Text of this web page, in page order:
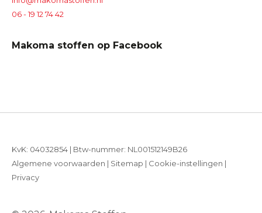
06 - 19 12 74 42
Makoma stoffen op Facebook
KvK: 04032854 | Btw-nummer: NL001512149B26
Algemene voorwaarden | Sitemap | Cookie-instellingen |
Privacy